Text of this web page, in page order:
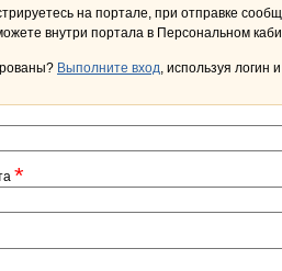
на портале, при отправке
Выполните вход, используя логин
*